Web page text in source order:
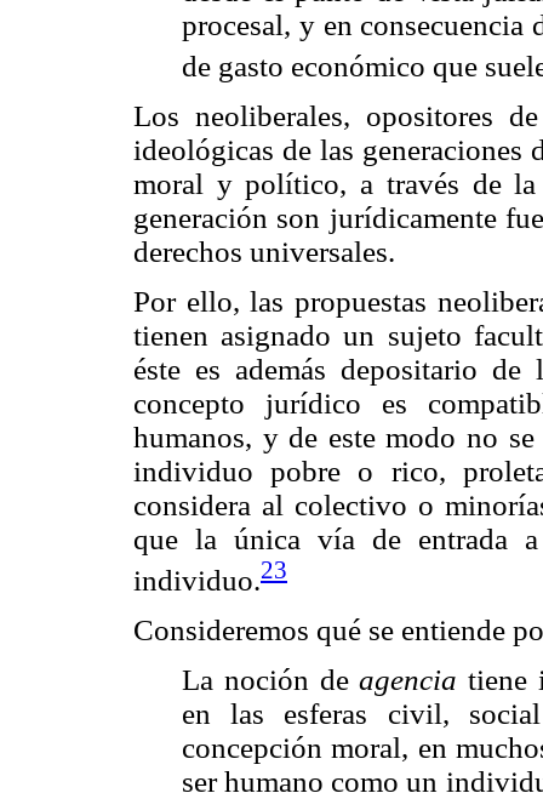
procesal, y en
de gasto económico que
Los neoliberales, opositores
ideológicas de las generaciones
moral y político, a través de
generación son jurídicamente
derechos universales.
Por ello, las propuestas
tienen asignado un sujeto
éste es además depositario
concepto jurídico es
humanos, y de este modo no
individuo pobre o rico,
considera al colectivo o
que la única vía de entrada
individuo.23
Consideremos qué se entiende
La noción deagencia tiene
en las esferas civil,
concepción moral, en
ser humano como un